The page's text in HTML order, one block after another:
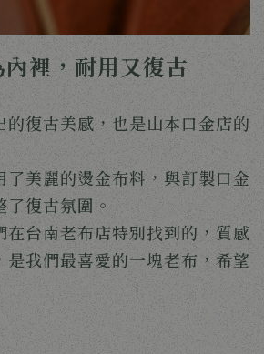
裡，耐用又復古
的復古美感，也是山本口金店的
了美麗的燙金布料，與訂製口金
復古氛圍。
在台南老布店特別找到的，質感
是我們最喜愛的一塊老布，希望